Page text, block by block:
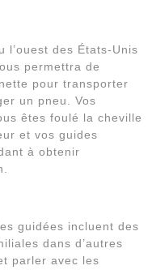
l’ouest des États-Unis
permettra de
pour transporter
un pneu. Vos
êtes foulé la cheville
et vos guides
à obtenir
guidées incluent des
dans d’autres
parler avec les